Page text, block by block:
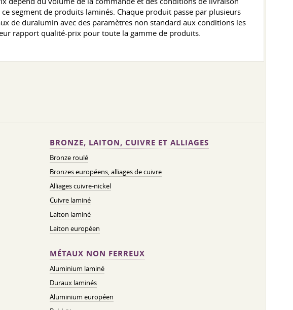
segment de produits laminés. Chaque produit passe par plusieurs
de duralumin avec des paramètres non standard aux conditions les
rapport qualité-prix pour toute la gamme de produits.
BRONZE, LAITON, CUIVRE ET ALLIAGES
Bronze roulé
Bronzes européens, alliages de cuivre
Alliages cuivre-nickel
Cuivre laminé
Laiton laminé
Laiton européen
MÉTAUX NON FERREUX
Aluminium laminé
Duraux laminés
Aluminium européen